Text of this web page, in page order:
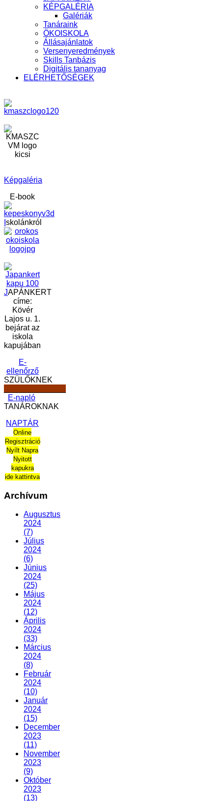
KÉPGALÉRIA
Galériák
Tanáraink
ÖKOISKOLA
Állásajánlatok
Versenyeredmények
Skills Tanbázis
Digitális tananyag
ELÉRHETŐSÉGEK
Képgaléria
E-book
skolánkról
JAPÁNKERT
címe:
Kövér
Lajos u. 1.
bejárat az
iskola
kapujában
E-
ellenőrző
SZÜLŐKNEK
E-napló
TANÁROKNAK
NAPTÁR
Online
Regisztráció
Nyílt Napra
Nyitott
kapukra
ide kattintva
Archívum
Augusztus
2024
(7)
Július
2024
(6)
Június
2024
(25)
Május
2024
(12)
Április
2024
(33)
Március
2024
(8)
Február
2024
(10)
Január
2024
(15)
December
2023
(11)
November
2023
(9)
Október
2023
(13)